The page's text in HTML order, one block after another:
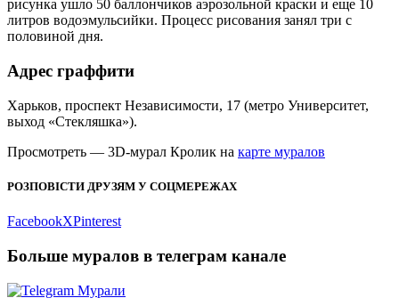
рисунка ушло 50 баллончиков аэрозольной краски и еще 10
литров водоэмульсийки. Процесс рисования занял три с
половиной дня.
Адрес граффити
Харьков, проспект Независимости, 17 (метро Университет,
выход «Стекляшка»).
Просмотреть — 3D-мурал Кролик на карте муралов
РОЗПОВІСТИ ДРУЗЯМ У СОЦМЕРЕЖАХ
FacebookXPinterest
Больше муралов в телеграм канале